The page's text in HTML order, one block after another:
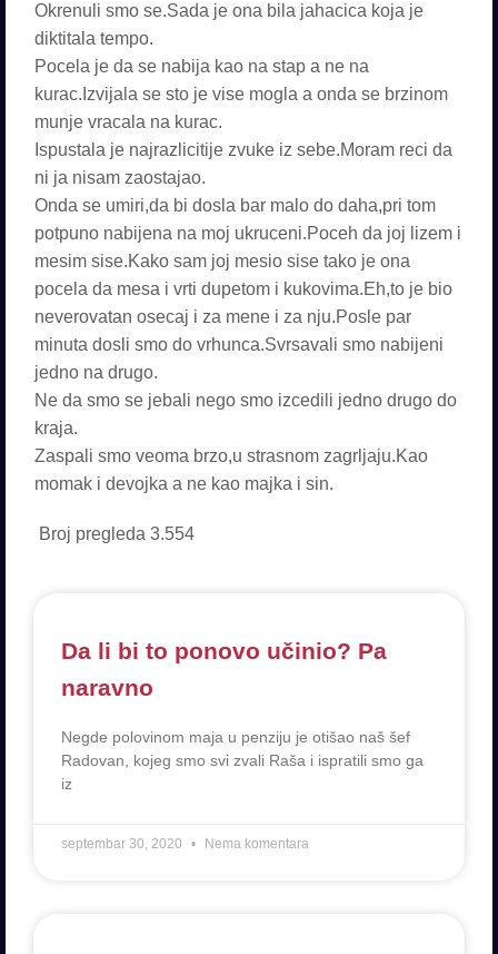
Okrenuli smo se.Sada je ona bila jahacica koja je
diktitala tempo.
Pocela je da se nabija kao na stap a ne na
kurac.Izvijala se sto je vise mogla a onda se brzinom
munje vracala na kurac.
Ispustala je najrazlicitije zvuke iz sebe.Moram reci da
ni ja nisam zaostajao.
Onda se umiri,da bi dosla bar malo do daha,pri tom
potpuno nabijena na moj ukruceni.Poceh da joj lizem i
mesim sise.Kako sam joj mesio sise tako je ona
pocela da mesa i vrti dupetom i kukovima.Eh,to je bio
neverovatan osecaj i za mene i za nju.Posle par
minuta dosli smo do vrhunca.Svrsavali smo nabijeni
jedno na drugo.
Ne da smo se jebali nego smo izcedili jedno drugo do
kraja.
Zaspali smo veoma brzo,u strasnom zagrljaju.Kao
momak i devojka a ne kao majka i sin.
Broj pregleda 3.554
Da li bi to ponovo učinio? Pa
naravno
Negde polovinom maja u penziju je otišao naš šef
Radovan, kojeg smo svi zvali Raša i ispratili smo ga
iz
septembar 30, 2020 Nema komentara